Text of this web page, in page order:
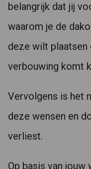
belangrijk dat jij
waarom je de
deze wilt plaatsen
verbouwing komt
Vervolgens is het
deze wensen en
verliest.
Op basis van jouw